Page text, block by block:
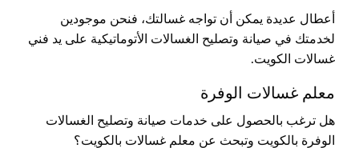
أعطال عديدة يمكن أن تواجه غسالتك، فنحن موجودين
لخدمتك في صيانة وتصليح الغسالات الأتوماتيكية على يد فني
غسالات الكويت.
معلم غسالات الوفرة
هل ترغب بالحصول على خدمات صيانة وتصليح الغسالات
الوفرة بالكويت وتبحث عن معلم غسالات بالكويت؟